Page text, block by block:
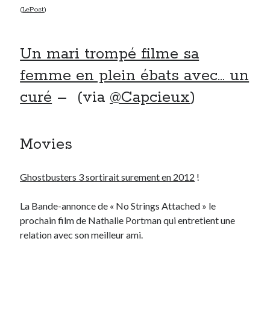
(LePost)
Un mari trompé filme sa
femme en plein ébats avec… un
curé – (via @Capcieux)
Movies
Ghostbusters 3 sortirait surement en 2012 !
La Bande-annonce de « No Strings Attached » le
prochain film de Nathalie Portman qui entretient une
relation avec son meilleur ami.